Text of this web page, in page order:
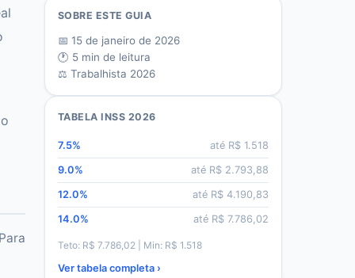
SOBRE ESTE GUIA
📅 15 de janeiro de 2026
🕐 5 min de leitura
⚖️ Trabalhista 2026
TABELA INSS 2026
7.5% até R$ 1.518
9.0% até R$ 2.793,88
12.0% até R$ 4.190,83
14.0% até R$ 7.786,02
Teto: R$ 7.786,02 | Min: R$ 1.518
Ver tabela completa ›